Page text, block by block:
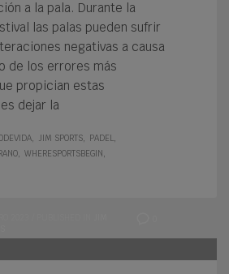
a la pala. Durante la
las palas pueden sufrir
negativas a causa
de los errores más
propician estas
dejar la
JIM SPORTS
PADEL
WHERESPORTSBEGIN